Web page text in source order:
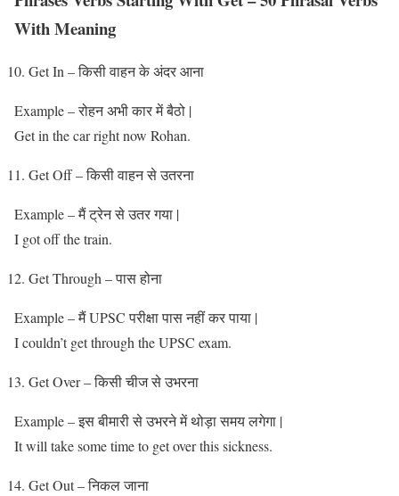
With Meaning
Get In – किसी वाहन के अंदर आना
Example – रोहन अभी कार में बैठो |
Get in the car right now Rohan.
Get Off – किसी वाहन से उतरना
Example – मैं ट्रेन से उतर गया |
I got off the train.
Get Through – पास होना
Example – मैं UPSC परीक्षा पास नहीं कर पाया |
I couldn’t get through the UPSC exam.
Get Over – किसी चीज से उभरना
Example – इस बीमारी से उभरने में थोड़ा समय लगेगा |
It will take some time to get over this sickness.
Get Out – निकल जाना